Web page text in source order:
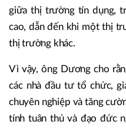
giữa thị trường tín dụng,
cao, dẫn đến khi một thị
thị trường khác.
Vì vậy, ông Dương cho
các nhà đầu tư tổ chức,
chuyên nghiệp và tăng
tính tuân thủ và đạo đức